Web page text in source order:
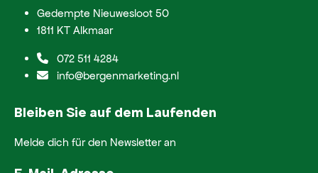
Gedempte Nieuwesloot 50
1811 KT Alkmaar
072 511 4284
info@bergenmarketing.nl
Bleiben Sie auf dem Laufenden
Melde dich für den Newsletter an